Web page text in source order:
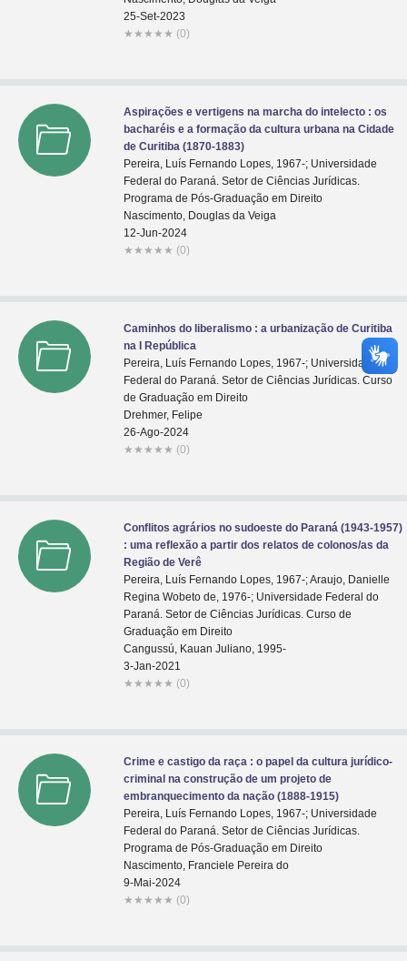
25-Set-2023
★ ★ ★ ★ ★ (0)
Aspirações e vertigens na marcha do intelecto : os
bacharéis e a formação da cultura urbana na Cidade
de Curitiba (1870-1883)
Pereira, Luís Fernando Lopes, 1967-; Universidade
Federal do Paraná. Setor de Ciências Jurídicas.
Programa de Pós-Graduação em Direito
Nascimento, Douglas da Veiga
12-Jun-2024
★ ★ ★ ★ ★ (0)
Caminhos do liberalismo : a urbanização de Curitiba
na I República
Pereira, Luís Fernando Lopes, 1967-; Universidade
Federal do Paraná. Setor de Ciências Jurídicas. Curso
de Graduação em Direito
Drehmer, Felipe
26-Ago-2024
★ ★ ★ ★ ★ (0)
Conflitos agrários no sudoeste do Paraná (1943-1957)
: uma reflexão a partir dos relatos de colonos/as da
Região de Verê
Pereira, Luís Fernando Lopes, 1967-; Araujo, Danielle
Regina Wobeto de, 1976-; Universidade Federal do
Paraná. Setor de Ciências Jurídicas. Curso de
Graduação em Direito
Cangussú, Kauan Juliano, 1995-
3-Jan-2021
★ ★ ★ ★ ★ (0)
Crime e castigo da raça : o papel da cultura jurídico-
criminal na construção de um projeto de
embranquecimento da nação (1888-1915)
Pereira, Luís Fernando Lopes, 1967-; Universidade
Federal do Paraná. Setor de Ciências Jurídicas.
Programa de Pós-Graduação em Direito
Nascimento, Franciele Pereira do
9-Mai-2024
★ ★ ★ ★ ★ (0)